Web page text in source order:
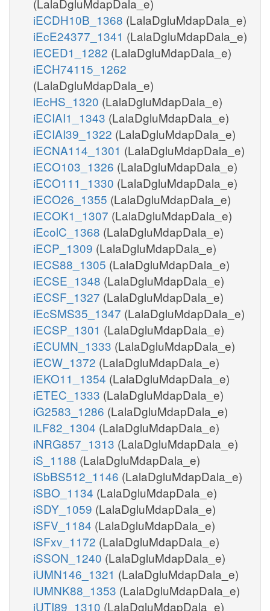
iECDH10B_1368 (LalaDgluMdapDala_e)
iEcE24377_1341 (LalaDgluMdapDala_e)
iECED1_1282 (LalaDgluMdapDala_e)
iECH74115_1262
(LalaDgluMdapDala_e)
iEcHS_1320 (LalaDgluMdapDala_e)
iECIAI1_1343 (LalaDgluMdapDala_e)
iECIAI39_1322 (LalaDgluMdapDala_e)
iECNA114_1301 (LalaDgluMdapDala_e)
iECO103_1326 (LalaDgluMdapDala_e)
iECO111_1330 (LalaDgluMdapDala_e)
iECO26_1355 (LalaDgluMdapDala_e)
iECOK1_1307 (LalaDgluMdapDala_e)
iEcolC_1368 (LalaDgluMdapDala_e)
iECP_1309 (LalaDgluMdapDala_e)
iECS88_1305 (LalaDgluMdapDala_e)
iECSE_1348 (LalaDgluMdapDala_e)
iECSF_1327 (LalaDgluMdapDala_e)
iEcSMS35_1347 (LalaDgluMdapDala_e)
iECSP_1301 (LalaDgluMdapDala_e)
iECUMN_1333 (LalaDgluMdapDala_e)
iECW_1372 (LalaDgluMdapDala_e)
iEKO11_1354 (LalaDgluMdapDala_e)
iETEC_1333 (LalaDgluMdapDala_e)
iG2583_1286 (LalaDgluMdapDala_e)
iLF82_1304 (LalaDgluMdapDala_e)
iNRG857_1313 (LalaDgluMdapDala_e)
iS_1188 (LalaDgluMdapDala_e)
iSbBS512_1146 (LalaDgluMdapDala_e)
iSBO_1134 (LalaDgluMdapDala_e)
iSDY_1059 (LalaDgluMdapDala_e)
iSFV_1184 (LalaDgluMdapDala_e)
iSFxv_1172 (LalaDgluMdapDala_e)
iSSON_1240 (LalaDgluMdapDala_e)
iUMN146_1321 (LalaDgluMdapDala_e)
iUMNK88_1353 (LalaDgluMdapDala_e)
iUTI89_1310 (LalaDgluMdapDala_e)